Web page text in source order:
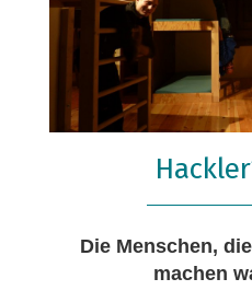
Die Menschen,
machen